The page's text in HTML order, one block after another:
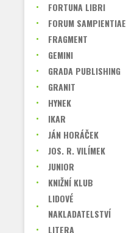
FORTUNA LIBRI
FORUM SAMPIENTIAE
FRAGMENT
GEMINI
GRADA PUBLISHING
GRANIT
HYNEK
IKAR
JÁN HORÁČEK
JOS. R. VILÍMEK
JUNIOR
KNIŽNÍ KLUB
LIDOVÉ
NAKLADATELSTVÍ
LITERA